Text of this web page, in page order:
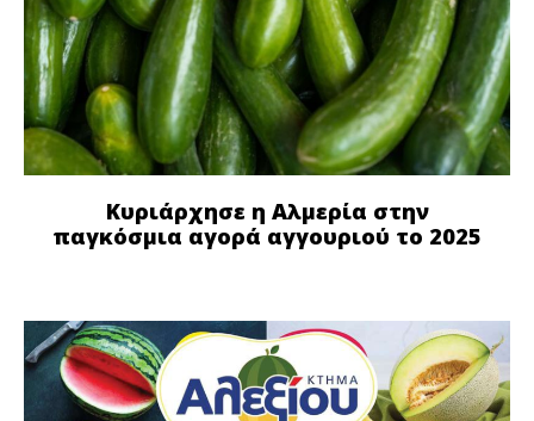
Κυριάρχησε η Αλμερία στην
παγκόσμια αγορά αγγουριού το 2025